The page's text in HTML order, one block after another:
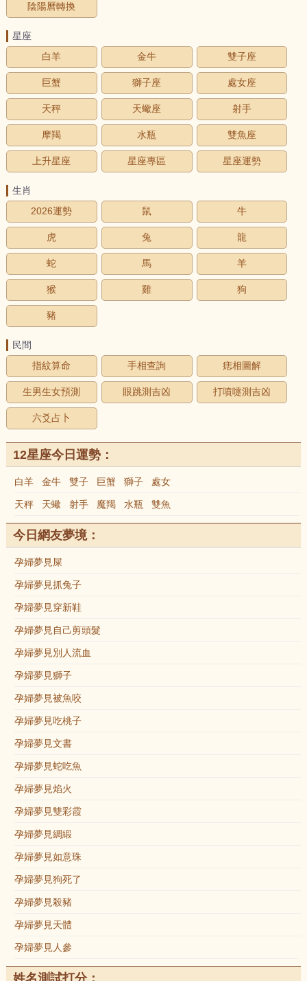
陰陽曆轉換
星座
白羊
金牛 雙子座
巨蟹 獅子座 處女座
天秤 天蠍座 射手
摩羯 水瓶 雙魚座
上升星座 星座專區 星座運勢
生肖
2026運勢
鼠 牛
虎 兔 龍
蛇 馬 羊
猴 雞 狗
豬
民間
指紋算命
手相查詢 痣相圖解
生男生女預測 眼跳測吉凶 打噴嚏測吉凶
六爻占卜
12星座今日運勢：
白羊 金牛 雙子 巨蟹 獅子 處女
天秤 天蠍 射手 魔羯 水瓶 雙魚
今日網友夢境：
孕婦夢見屎
孕婦夢見抓兔子
孕婦夢見穿新鞋
孕婦夢見自己剪頭髮
孕婦夢見別人流血
孕婦夢見獅子
孕婦夢見被魚咬
孕婦夢見吃桃子
孕婦夢見文書
孕婦夢見蛇吃魚
孕婦夢見焰火
孕婦夢見雙彩霞
孕婦夢見綢緞
孕婦夢見如意珠
孕婦夢見狗死了
孕婦夢見殺豬
孕婦夢見天體
孕婦夢見人參
姓名測試打分：